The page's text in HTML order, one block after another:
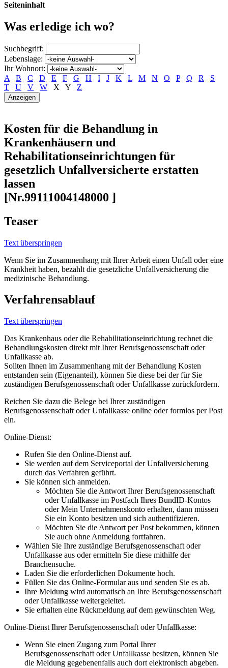
Seiteninhalt
Was erledige ich wo?
Suchbegriff:
Lebenslage:
Ihr Wohnort:
A
B C D E F G H I J K L M N O P Q R
S
T
U V W X Y Z
Kosten für die Behandlung in
Krankenhäusern und
Rehabilitationseinrichtungen für
gesetzlich Unfallversicherte erstatten
lassen
[Nr.99111004148000 ]
Teaser
Text überspringen
Wenn Sie im Zusammenhang mit Ihrer Arbeit einen Unfall oder eine
Krankheit haben, bezahlt die gesetzliche Unfallversicherung die
medizinische Behandlung.
Verfahrensablauf
Text überspringen
Das Krankenhaus oder die Rehabilitationseinrichtung rechnet die
Behandlungskosten direkt mit Ihrer Berufsgenossenschaft oder
Unfallkasse ab.
Sollten Ihnen im Zusammenhang mit der Behandlung Kosten
entstanden sein (Eigenanteil), können Sie diese bei der für Sie
zuständigen Berufsgenossenschaft oder Unfallkasse zurückfordern.
Reichen Sie dazu die Belege bei Ihrer zuständigen
Berufsgenossenschaft oder Unfallkasse online oder formlos per Post
ein.
Online-Dienst:
Rufen Sie den Online-Dienst auf.
Sie werden auf dem Serviceportal der Unfallversicherung
durch das Verfahren geführt.
Sie können sich anmelden.
Möchten Sie die Antwort Ihrer Berufsgenossenschaft
oder Unfallkasse im Postfach Ihres BundID-Kontos
oder Mein Unternehmenskonto erhalten, dann müssen
Sie ein Konto besitzen und sich authentifizieren.
Möchten Sie die Antwort per Post bekommen, können
Sie auch ohne Anmeldung fortfahren.
Wählen Sie Ihre zuständige Berufsgenossenschaft oder
Unfallkasse aus oder ermitteln Sie diese mithilfe der
Branchensuche.
Laden Sie die erforderlichen Dokumente hoch.
Füllen Sie das Online-Formular aus und senden Sie es ab.
Ihre Meldung wird automatisch an Ihre Berufsgenossenschaft
oder Unfallkasse weitergeleitet.
Sie erhalten eine Rückmeldung auf dem gewünschten Weg.
Online-Dienst Ihrer Berufsgenossenschaft oder Unfallkasse:
Wenn Sie einen Zugang zum Portal Ihrer
Berufsgenossenschaft oder Unfallkasse besitzen, können Sie
die Meldung gegebenenfalls auch dort elektronisch abgeben.